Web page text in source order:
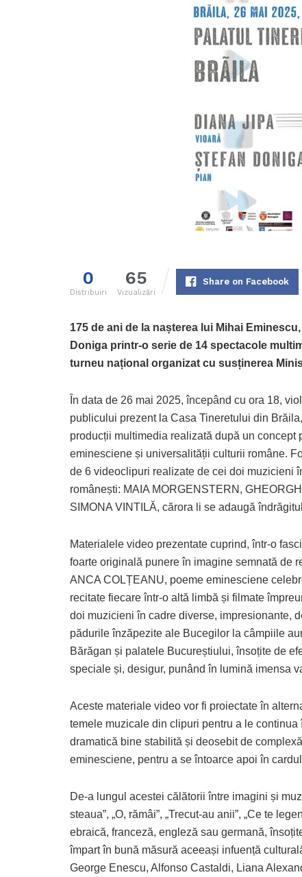
0
Distribuiri
65
Vizualizări
Share on Facebook
175 de ani de la nașterea lui Mihai
Doniga printr-o serie de 14 spectacole
turneu național organizat cu susținerea
În data de 26 mai 2025, începând cu ora 18,
publicului prezent la Casa Tineretului din
producții multimedia realizată după un
eminesciene și universalității culturii române.
de 6 videoclipuri realizate de cei doi muzicieni
românești: MAIA MORGENSTERN,
SIMONA VINTILĂ, cărora li se adaugă
Materialele video prezentate cuprind, într-o
foarte originală punere în imagine semnată de
ANCA COLȚEANU, poeme eminesciene
recitate fiecare într-o altă limbă și filmate
doi muzicieni în cadre diverse, impresionante,
pădurile înzăpezite ale Bucegilor la câmpiile
Bărăgan și palatele Bucureștiului, însoțite de
speciale și, desigur, punând în lumină imensa
Aceste materiale video vor fi proiectate în
temele muzicale din clipuri pentru a le
dramatică bine stabilită și deosebit de
eminesciene, pentru a se întoarce apoi în
De-a lungul acestei călătorii între imagini și
steaua”, „O, rămâi”, „Trecut-au anii”, „Ce te
ebraică, franceză, engleză sau germană,
împart în bună măsură aceeași infuență
George Enescu, Alfonso Castaldi, Liana